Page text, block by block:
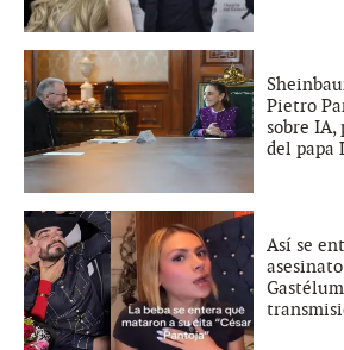
Pietro
sobre IA,
del papa
Así se